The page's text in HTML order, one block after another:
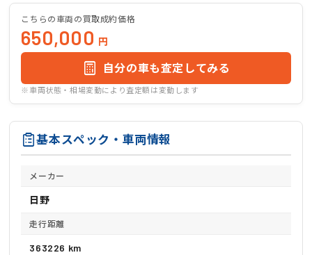
こちらの車両の買取成約価格
650,000 円
自分の車も査定してみる
※車両状態・相場変動により査定額は変動します
基本スペック・車両情報
メーカー
日野
走行距離
363226 km